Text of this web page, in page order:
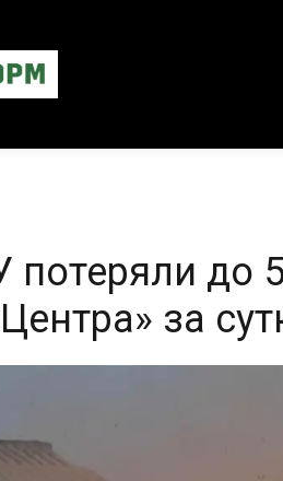
до
за